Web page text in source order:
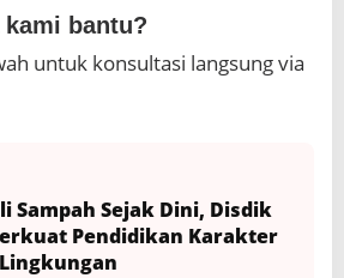
bantu?
untuk konsultasi langsung via
Sampah Sejak Dini, Disdik
Pendidikan Karakter